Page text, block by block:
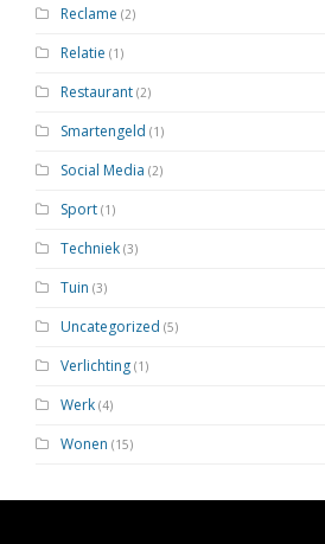
Reclame (2)
Relatie (1)
Restaurant (2)
Smartengeld (1)
Social Media (2)
Sport (1)
Techniek (3)
Tuin (3)
Uncategorized (5)
Verlichting (1)
Werk (4)
Wonen (15)